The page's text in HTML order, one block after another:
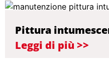
Pittura
Leggi di più >>